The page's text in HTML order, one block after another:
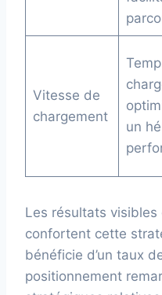
Vitesse de
chargement
un
Les résultats
confortent cette
bénéficie d’un taux
positionnement